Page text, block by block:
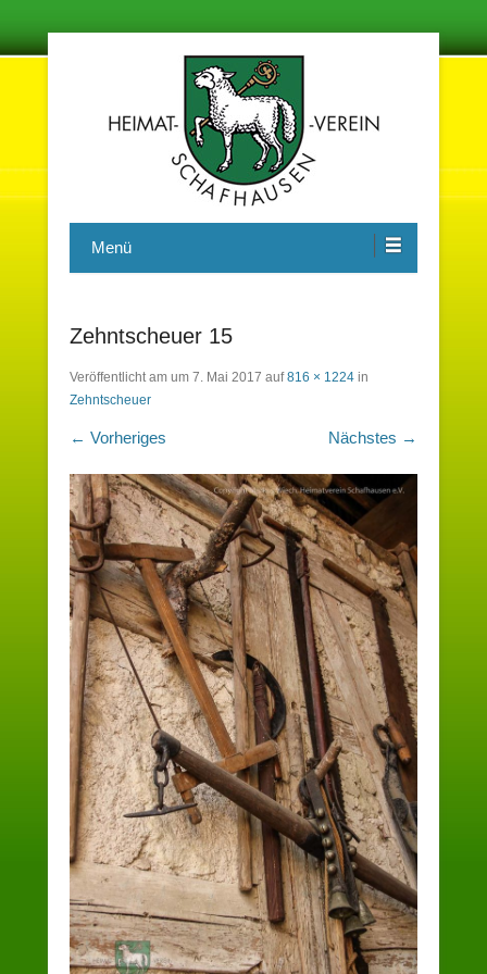
Heimatverein Schafhausen e.V.
Menü
Zehntscheuer 15
Veröffentlicht am um 7. Mai 2017 auf816 × 1224 in
Zehntscheuer
← Vorheriges Nächstes →